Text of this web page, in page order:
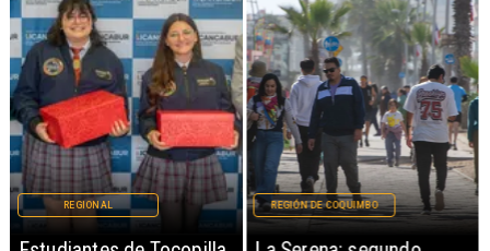
REGIONAL REGIÓN DE COQUIMBO